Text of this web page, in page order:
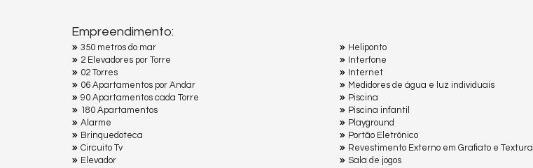
Empreendimento:
350 metros do mar
2 Elevadores por Torre
02 Torres
06 Apartamentos por Andar
90 Apartamentos cada Torre
180 Apartamentos
Alarme
Brinquedoteca
Circuito Tv
Elevador
Heliponto
Interfone
Internet
Medidores de água e luz individuais
Piscina
Piscina infantil
Playground
Portão Eletrônico
Revestimento Externo em Grafiato e Textura
Sala de jogos